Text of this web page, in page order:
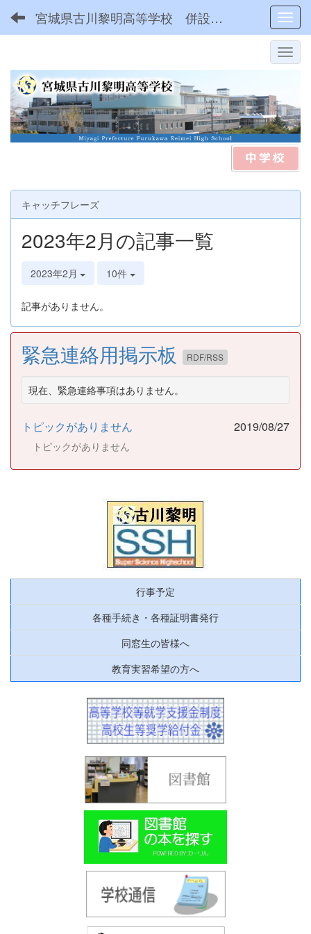
宮城県古川黎明高等学校 併設型中高一貫
キャッチフレーズ
2023年2月の記事一覧
2023年2月 10件
記事がありません。
緊急連絡用掲示板 RDF/RSS
現在、緊急連絡事項はありません。
トピックがありません 2019/08/27
トピックがありません
行事予定
各種手続き・各種証明書発行
同窓生の皆様へ
教育実習希望の方へ